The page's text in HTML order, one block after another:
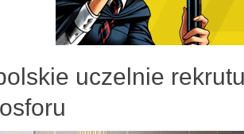
uczelnie